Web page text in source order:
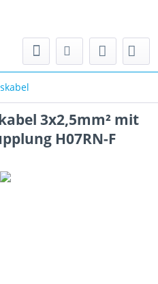
3x2,5mm² mit
H07RN-F